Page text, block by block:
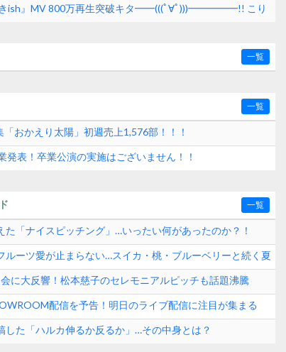
きish』MV 800万再生突破キタ━━(((ﾟ∀ﾟ)))━━━━━!! こり
一覧
一覧
おかえり太陽」初週売上1,576部！！！
発表！卒業公演の実施はございません！！
一覧
た「ナイスピッチング」…いったい何があったのか？！
ルーツ愛が止まらない…スイカ・桃・ブルーベリーと続く夏
に大反響！松本慈子のセレモニアルピッチも話題沸騰
配信を予告！明日のライブ配信に注目が集まる
した「ハルカ伸るか反るか」…その中身とは？